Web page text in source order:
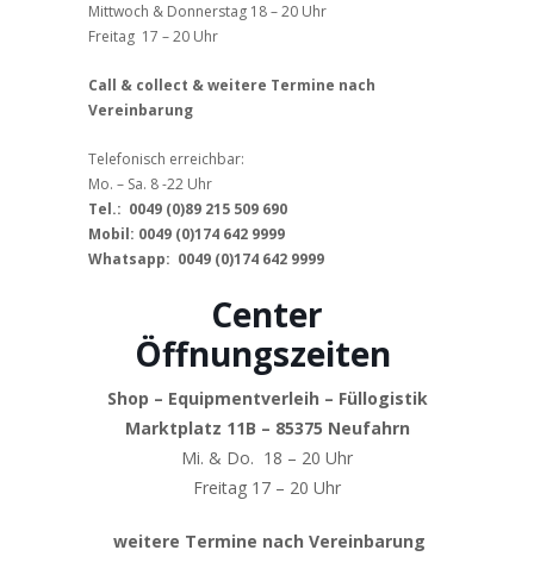
Mittwoch & Donnerstag 18 – 20 Uhr
Freitag 17 – 20 Uhr
Call & collect & weitere Termine nach
Vereinbarung
Telefonisch erreichbar:
Mo. – Sa. 8 -22 Uhr
Tel.: 0049 (0)89 215 509 690
Mobil: 0049 (0)174 642 9999
Whatsapp: 0049 (0)174 642 9999
Center
Öffnungszeiten
Shop – Equipmentverleih – Füllogistik
Marktplatz 11B – 85375 Neufahrn
Mi. & Do. 18 – 20 Uhr
Freitag 17 – 20 Uhr
weitere Termine nach Vereinbarung